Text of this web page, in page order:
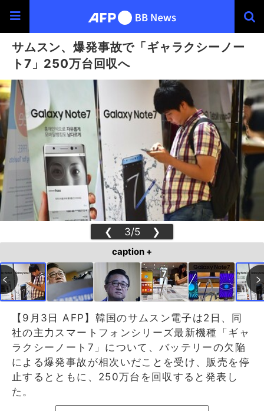
サムスン、爆発事故で「ギャラクシーノー
ト7」250万台回収へ
❮ 3/5 ❯
caption +
【9月3日 AFP】韓国のサムスン電子は2日、同
社の主力スマートフォンシリーズ最新機種「ギャ
ラクシーノート7」について、バッテリーの欠陥
による爆発事故が相次いだことを受け、販売を停
止するとともに、250万台を回収すると発表し
た。